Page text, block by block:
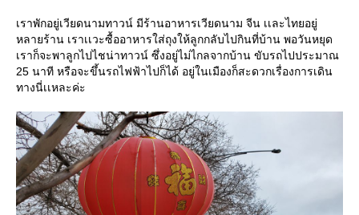
เราพักอยู่เวียดนามทาวน์ มีร้านอาหารเวียดนาม จีน เเละไทยอยู่
หลายร้าน เราเเวะซื้ออาหารใส่ถุงให้ลูกกลับไปกินที่บ้าน พอวันหยุด
เราก็จะพาลูกไปไชน่าทาวน์ ซึ่งอยู่ไม่ไกลจากบ้าน ขับรถไปประมาณ
25 นาที หรือจะขึ้นรถไฟฟ้าไปก็ได้ อยู่ในเมืองก็สะดวกเรื่องการเดิน
ทางนี่เเหละค่ะ